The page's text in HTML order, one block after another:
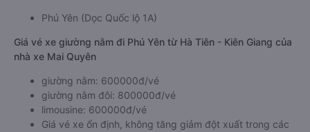
Phú Yên (Dọc Quốc lộ 1A)
Giá vé xe giường nằm đi Phú Yên từ Hà Tiên - Kiên Giang của
nhà xe Mai Quyên
giường nằm: 600000đ/vé
giường nằm đôi: 800000đ/vé
limousine: 600000đ/vé
Giá vé xe ổn định, không tăng giảm đột xuất trong các